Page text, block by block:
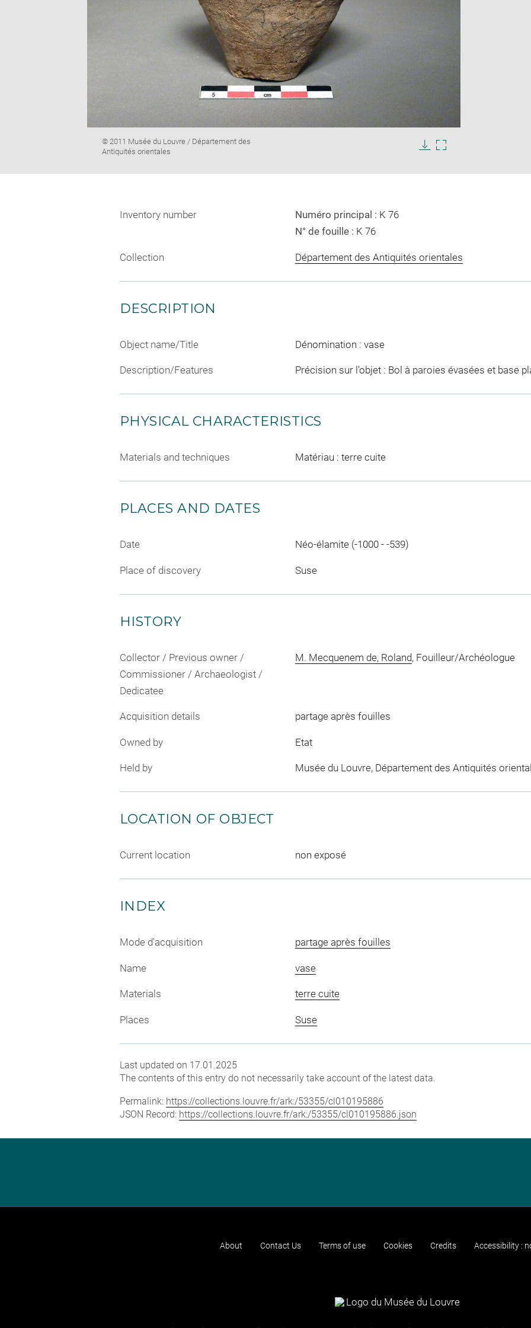
Image
caption:
© 2011 Musée du Louvre / Département des
Antiquités orientales
Inventory number Numéro principal : K 76
N° de fouille : K 76
Collection Département des Antiquités orientales
DESCRIPTION
Object name/Title Dénomination : vase
Description/Features Précision sur l'objet : Bol à paroies évasées et base
PHYSICAL CHARACTERISTICS
Materials and techniques Matériau : terre cuite
PLACES AND DATES
Date Néo-élamite (-1000 - -539)
Place of discovery Suse
HISTORY
Collector / Previous owner /
Commissioner / Archaeologist /
Dedicatee
M. Mecquenem de, Roland, Fouilleur/Archéologue
Acquisition details partage après fouilles
Owned by Etat
Held by Musée du Louvre, Département des Antiquités
LOCATION OF OBJECT
Current location non exposé
INDEX
Mode d'acquisition partage après fouilles
Name vase
Materials terre cuite
Places Suse
Last updated on 17.01.2025
The contents of this entry do not necessarily take account of the latest data.
Permalink: https://collections.louvre.fr/ark:/53355/cl010195886
JSON Record: https://collections.louvre.fr/ark:/53355/cl010195886.json
About Contact Us Terms of use Cookies Credits Accessibility :